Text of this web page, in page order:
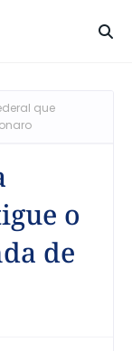
que
o
de